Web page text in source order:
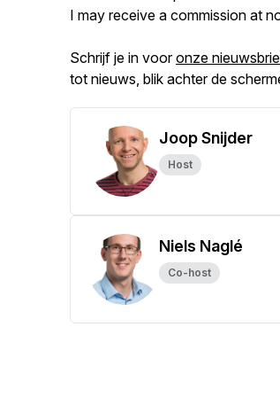
I may receive a commission at
Schrijf je in vooronze
tot nieuws, blik achter de
Joop Snijder
Host
Niels Naglé
Co-host